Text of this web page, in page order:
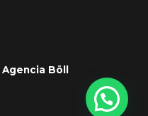
Agencia Böll